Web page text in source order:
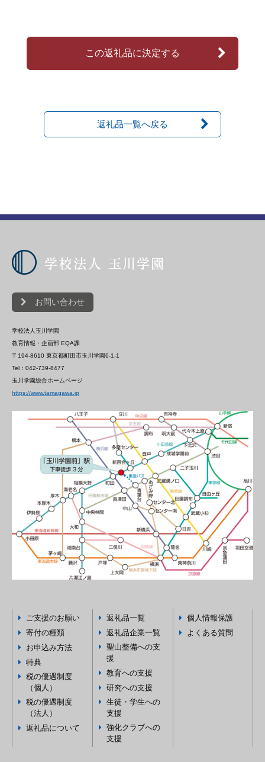
この返礼品に決定する
返礼品一覧へ戻る
お問い合わせ
学校法人玉川学園
教育情報・企画部 EQA課
〒194-8610 東京都町田市玉川学園6-1-1
Tel：042-739-8477
玉川学園総合ホームページ
https://www.tamagawa.jp
ご支援のお願い
寄付の種類
お申込み方法
特典
税の優遇制度
（個人）
税の優遇制度
（法人）
返礼品について
返礼品一覧
返礼品企業一覧
聖山整備への支
援
教育への支援
研究への支援
生徒・学生への
支援
強化クラブへの
支援
個人情報保護
よくある質問